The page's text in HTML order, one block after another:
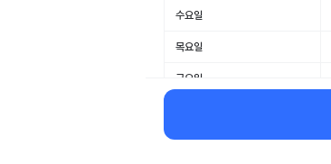
수요일
목요일
금요일
일요일